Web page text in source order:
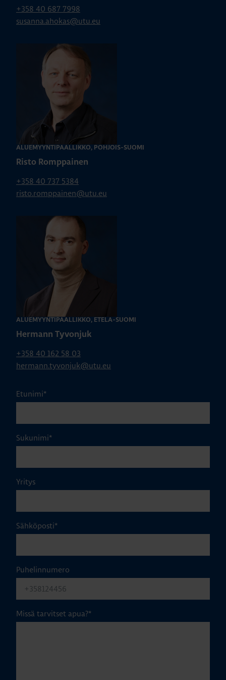
+358 40 687 7998
susanna.ahokas@utu.eu
ALUEMYYNTIPÄÄLLIKKÖ, POHJOIS-SUOMI
Risto Romppainen
+358 40 737 5384
risto.romppainen@utu.eu
ALUEMYYNTIPÄÄLLIKKÖ, ETELÄ-SUOMI
Hermann Tyvonjuk
+358 40 162 58 03
hermann.tyvonjuk@utu.eu
Etunimi*
Sukunimi*
Yritys
Sähköposti*
Puhelinnumero
Missä tarvitset apua?*